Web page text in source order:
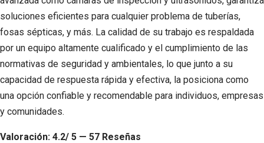
soluciones eficientes para cualquier problema de tuberías,
fosas sépticas, y más. La calidad de su trabajo es respaldada
por un equipo altamente cualificado y el cumplimiento de las
normativas de seguridad y ambientales, lo que junto a su
capacidad de respuesta rápida y efectiva, la posiciona como
una opción confiable y recomendable para individuos, empresas
y comunidades.
Valoración: 4.2/ 5 — 57 Reseñas